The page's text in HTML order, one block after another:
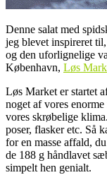
Denne salat med
jeg blevet inspireret
og den uforlignelige
København, Løs
Løs Market er startet
noget af vores
vores skrøbelige
poser, flasker etc. Så
for en masse affald,
de 188 g håndlavet
simpelt hen genialt.